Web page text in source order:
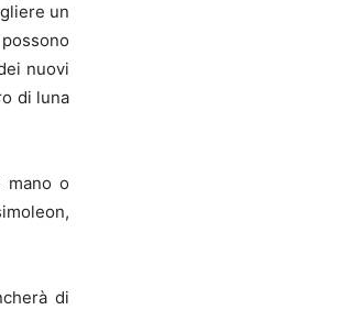
un
nuovi
di luna
mano o
di